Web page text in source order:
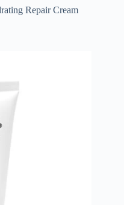
Repair Cream